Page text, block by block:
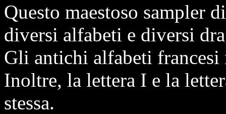
Questo maestoso sampler
diversi alfabeti e diversi
Gli antichi alfabeti francesi
Inoltre, la lettera I e la
stessa.